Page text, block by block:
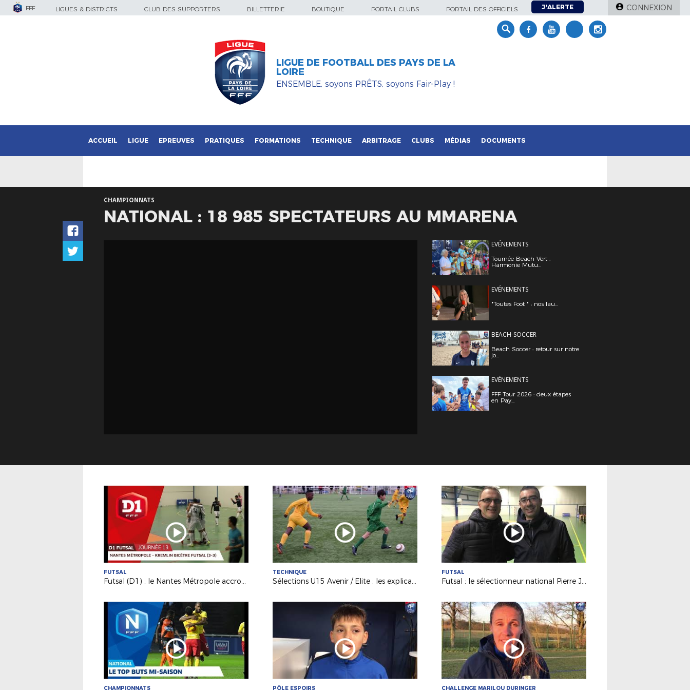
FFF LIGUES & DISTRICTS CLUB DES SUPPORTERS BILLETTERIE BOUTIQUE PORTAIL CLUBS PORTAIL DES OFFICIELS J'ALERTE CONNEXION
LIGUE DE FOOTBALL DES PAYS DE LA
LOIRE
ENSEMBLE, soyons PRÊTS, soyons Fair-Play !
ACCUEIL LIGUE EPREUVES PRATIQUES FORMATIONS TECHNIQUE ARBITRAGE CLUBS MÉDIAS DOCUMENTS
CHAMPIONNATS
NATIONAL : 18 985 SPECTATEURS AU MMARENA
EVÉNEMENTS
Tournée Beach Vert :
Harmonie Mutu...
EVÉNEMENTS
"Toutes Foot " : nos lau...
BEACH-SOCCER
Beach Soccer : retour sur notre
jo...
EVÉNEMENTS
FFF Tour 2026 : deux étapes
en Pay...
FUTSAL
Futsal (D1) : le Nantes Métropole accroche le KB United (3-3)
TECHNIQUE
Sélections U15 Avenir / Elite : les explications de F. BODINEAU
FUTSAL
Futsal : le sélectionneur national Pierre Jacky était à Nantes !
CHAMPIONNATS PÔLE ESPOIRS CHALLENGE MARILOU DURINGER